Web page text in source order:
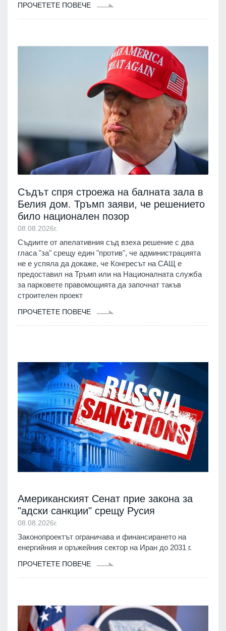
ПРОЧЕТЕТЕ ПОВЕЧЕ
Съдът спря строежа на балната зала в
Белия дом. Тръмп заяви, че решението
било национален позор
08.08.2026г.
Съдиите от апелативния съд взеха решение с два
гласа "за" срещу един "против", че администрацията
не е успяла да докаже, че Конгресът на САЩ е
предоставил на Тръмп или на Националната служба
за парковете правомощията да започнат такъв
строителен проект
ПРОЧЕТЕТЕ ПОВЕЧЕ
Американският Сенат прие закона за
"адски санкции" срещу Русия
08.08.2026г.
Законопроектът ограничава и финансирането на
енергийния и оръжейния сектор на Иран до 2031 г.
ПРОЧЕТЕТЕ ПОВЕЧЕ